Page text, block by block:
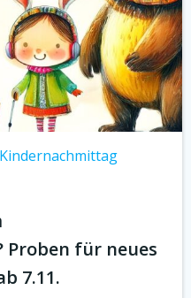
Kindernachmittag
Proben für neues
7.11.